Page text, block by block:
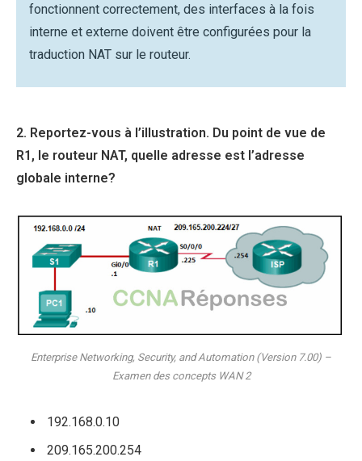
fonctionnent correctement, des interfaces à la fois
interne et externe doivent être configurées pour la
traduction NAT sur le routeur.
2. Reportez-vous à l’illustration. Du point de vue de
R1, le routeur NAT, quelle adresse est l’adresse
globale interne?
Enterprise Networking, Security, and Automation (Version 7.00) –
Examen des concepts WAN 2
192.168.0.10
209.165.200.254